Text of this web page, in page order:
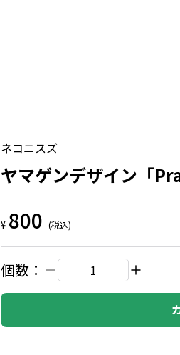
ネコニスズ
ヤマゲンデザイン「
¥ 800 (税込)
個数：